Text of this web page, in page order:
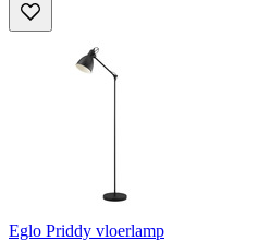
Eglo Priddy vloerlamp